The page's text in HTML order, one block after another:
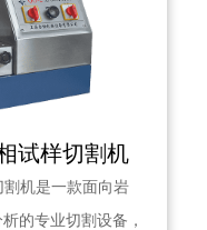
试样切割机
机是一款面向岩
的专业切割设备，